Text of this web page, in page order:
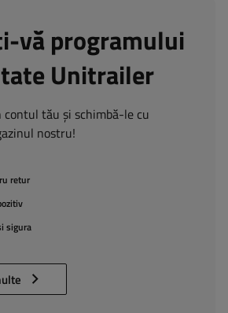
vă programului
Unitrailer
tău și schimbă-le cu
nostru!
retur
sigura